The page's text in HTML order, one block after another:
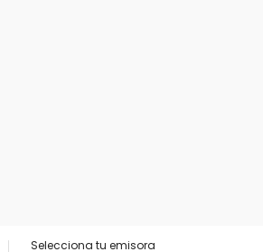
Selecciona tu emisora